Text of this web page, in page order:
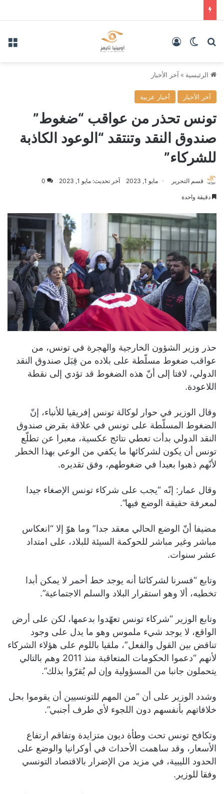
بحث عنالوضع المظلم
الرئيسية » آخر الأخبار
آخر الأخبار أخبار عربية
تونس تحذر من عواقب “ضغوط”
صندوق النقد وتنتقد “الوعود الكاذبة
للشركاء”
قسم التحرير مايو 1, 2023 آخر تحديث: مايو 1, 2023 0
دقيقة واحدة
حذر وزير الشؤون الخارجية والهجرة في تونس، من
عواقب ضغوط مسلّطة على بلاده من قِبَل صندوق النقد
الدولي، لافتا إلى أنّ هذه الضغوط قد تؤدي إلى نقطة
اللاعودة.
وقال الوزير في حوار لوكالة تونس إفريقيا للأنباء، إنّ
الضغوط المسلّطة على تونس في علاقة بقرض صندوق
النقد الدولي بدأت تعطي نتائج عكسية، معبرا عن تطلّع
تونس أن يكون لشركائها ما يكفي من الوعي بهذا الخطر
لأنّهم ذهبوا بعيدا في ضغوطهم، وفق تقديره.
وقال عمار: إنّه “يجب على شركاء تونس الإصغاء جيدا
لمعرفة حقيقة الوضع فيها”.
مضيفا أنّ الوضع الحالي معقد جدا” وما هوّ إلا “انعكاس
مباشر وغير مباشر للحوكمة السيئة للبلاد، على امتداد
عشر سنوات.
وتابع “فسرنا لشركائنا أنه يوجد خط أحمر لا يمكن أبدا
تخطيه، ألا وهو استقرار البلاد والسلم الاجتماعية”.
وتابع الوزير “شركاء تونس تعهّدوا بدعمها، لكن على أرض
الواقع، لا يوجد شيء ملموس وهو ما يدل على وجود
تناقض بين القول والفعل”، ملقيا باللوم على هؤلاء الشركاء
لأنهم “دعموا الحكومات المتعاقبة منذ 2011 وهم بالتالي
يتحملون جانبا من المسؤولية وإن لم يُقرّوا بذلك”.
وشدد الوزير على أن “من المهم للتونسيين أن يقوموا بحل
خلافاتهم بأنفسهم دون اللجوء لأي طرف أجنبي”.
وتكافح تونس تحت وطأة ديون متزايدة وتفاقم ارتفاع
الأسعار، وقد ساهمت الأحداث في أوكرانيا والوضع على
الحدود الليبية، في مزيد من الإضرار بالاقتصاد التونسي
وفقا للوزير.